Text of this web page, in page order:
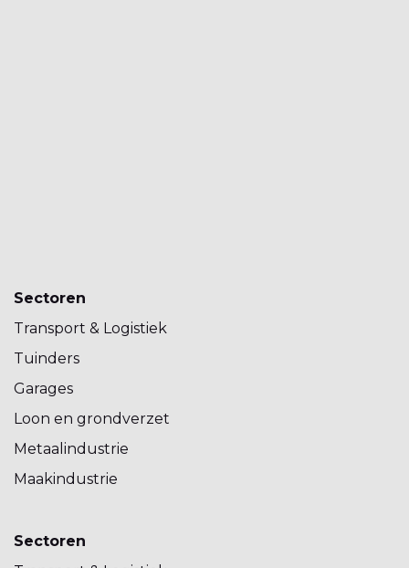
Sectoren
Transport & Logistiek
Tuinders
Garages
Loon en grondverzet
Metaalindustrie
Maakindustrie
Sectoren